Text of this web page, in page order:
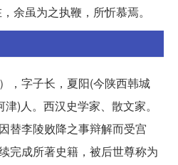
余虽为之执鞭，所忻慕焉。
，字子长，夏阳(今陕西韩城
)人。西汉史学家、散文家。
替李陵败降之事辩解而受宫
完成所著史籍，被后世尊称为